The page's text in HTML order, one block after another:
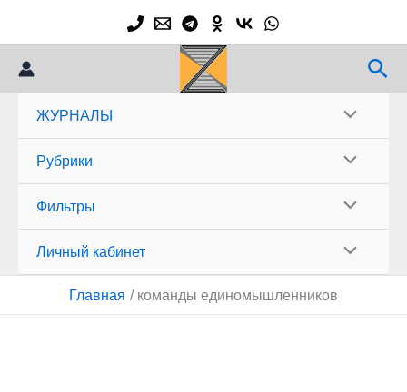
содержимому
ЖУРНАЛЫ
Рубрики
Фильтры
Личный кабинет
Главная команды единомышленников